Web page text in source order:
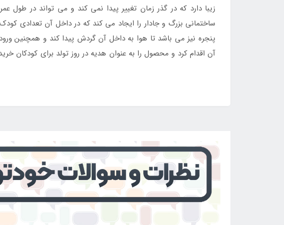
زیبا دارد که در گذر زمان تغییر پیدا نمی کند و می تواند در
ساختمانی بزرگ و جادار را ایجاد می کند که در داخل آن تعدادی
پنجره نیز می باشد تا هوا به داخل آن گردش پیدا کند و همچنین
آن اقدام کرد و محصول را به عنوان هدیه در روز تولد برای کودکان